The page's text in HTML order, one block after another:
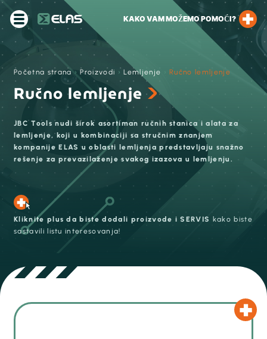
KAKO VAM MOŽEMO POMOĆI?
Početna strana›Proizvodi ›Lemljenje ›Ručno lemljenje
Ručno lemljenje
JBC Tools nudi širok asortiman ručnih stanica i alata za
lemljenje, koji u kombinaciji sa stručnim znanjem
kompanije ELAS u oblasti lemljenja predstavljaju snažno
rešenje za prevazilaženje svakog izazova u lemljenju.
Kliknite plus da biste dodali proizvode i SERVIS kako biste
sastavili listu interesovanja!